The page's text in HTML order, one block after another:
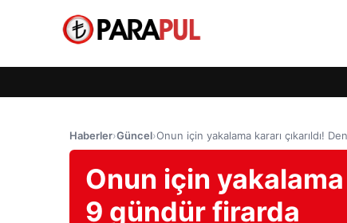
Haberler›Güncel›Onun için yakalama kararı çıkarıldı!
Onun için yakalama
9 gündür firarda